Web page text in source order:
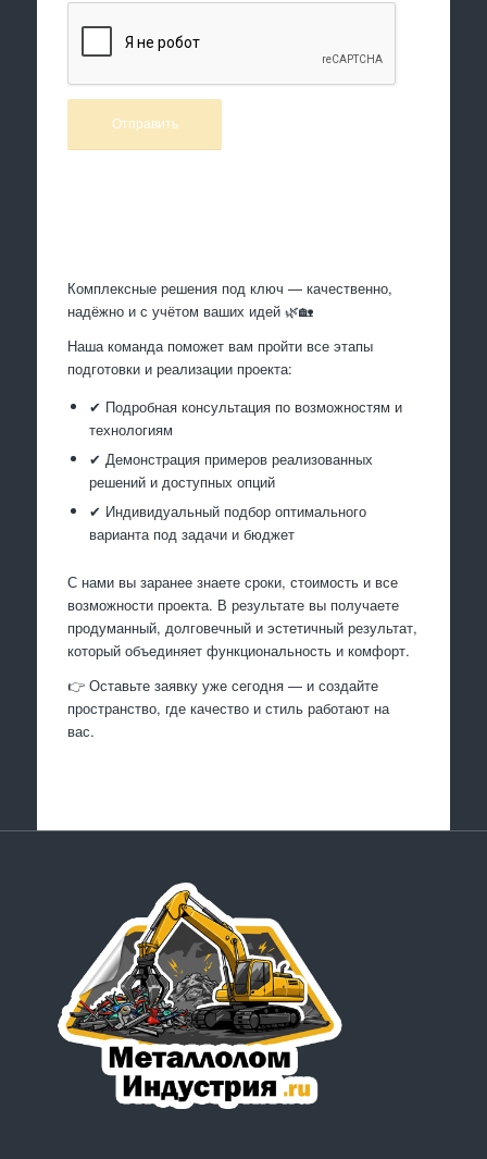
Комплексные решения под ключ — качественно,
надёжно и с учётом ваших идей 🌿🏡
Наша команда поможет вам пройти все этапы
подготовки и реализации проекта:
✔ Подробная консультация по возможностям и
технологиям
✔ Демонстрация примеров реализованных
решений и доступных опций
✔ Индивидуальный подбор оптимального
варианта под задачи и бюджет
С нами вы заранее знаете сроки, стоимость и все
возможности проекта. В результате вы получаете
продуманный, долговечный и эстетичный результат,
который объединяет функциональность и комфорт.
👉 Оставьте заявку уже сегодня — и создайте
пространство, где качество и стиль работают на
вас.